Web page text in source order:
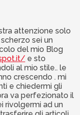
attenzione solo
sei un
del mio Blog
e sto
al mio stile.. le
crescendo . mi
e chiedermi gli
va perfezionato il
rivolgermi ad un